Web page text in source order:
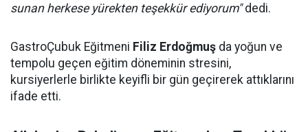
sunan herkese yürekten teşekkür ediyorum"dedi.
GastroÇubuk Eğitmeni Filiz Erdoğmuş da yoğun ve
tempolu geçen eğitim döneminin stresini,
kursiyerlerle birlikte keyifli bir gün geçirerek attıklarını
ifade etti.